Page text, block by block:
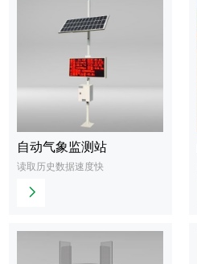
自动气象监测站
读取历史数据速度快
查
多